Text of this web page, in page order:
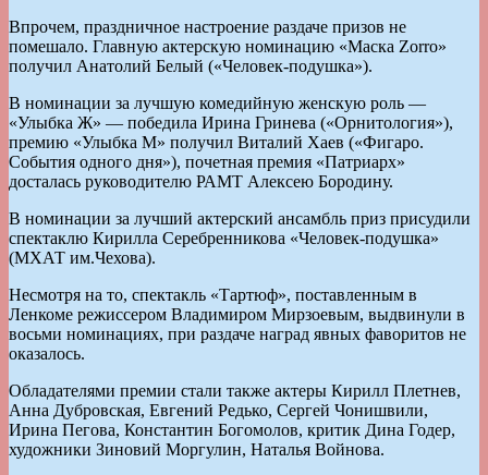
Впрочем, праздничное настроение раздаче призов не
помешало. Главную актерскую номинацию «Маска Zorro»
получил Анатолий Белый («Человек-подушка»).
В номинации за лучшую комедийную женскую роль —
«Улыбка Ж» — победила Ирина Гринева («Орнитология»),
премию «Улыбка М» получил Виталий Хаев («Фигаро.
События одного дня»), почетная премия «Патриарх»
досталась руководителю РАМТ Алексею Бородину.
В номинации за лучший актерский ансамбль приз присудили
спектаклю Кирилла Серебренникова «Человек-подушка»
(МХАТ им.Чехова).
Несмотря на то, спектакль «Тартюф», поставленным в
Ленкоме режиссером Владимиром Мирзоевым, выдвинули в
восьми номинациях, при раздаче наград явных фаворитов не
оказалось.
Обладателями премии стали также актеры Кирилл Плетнев,
Анна Дубровская, Евгений Редько, Сергей Чонишвили,
Ирина Пегова, Константин Богомолов, критик Дина Годер,
художники Зиновий Моргулин, Наталья Войнова.